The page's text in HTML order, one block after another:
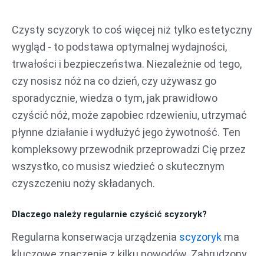
treści
Czysty scyzoryk to coś więcej niż tylko estetyczny
wygląd - to podstawa optymalnej wydajności,
trwałości i bezpieczeństwa. Niezależnie od tego,
czy nosisz nóż na co dzień, czy używasz go
sporadycznie, wiedza o tym, jak prawidłowo
czyścić nóż, może zapobiec rdzewieniu, utrzymać
płynne działanie i wydłużyć jego żywotność. Ten
kompleksowy przewodnik przeprowadzi Cię przez
wszystko, co musisz wiedzieć o skutecznym
czyszczeniu noży składanych.
Dlaczego należy regularnie czyścić scyzoryk?
Regularna konserwacja urządzenia scyzoryk ma